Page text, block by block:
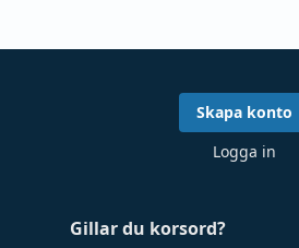
Gillar du korsord?
Skapa konto
Logga in